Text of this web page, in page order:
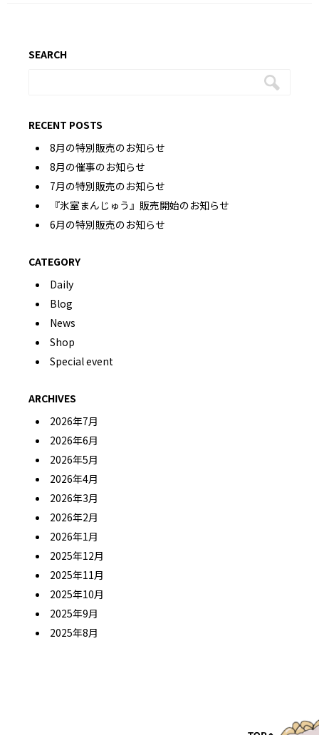
SEARCH
RECENT POSTS
8月の特別販売のお知らせ
8月の催事のお知らせ
7月の特別販売のお知らせ
『氷室まんじゅう』販売開始のお知らせ
6月の特別販売のお知らせ
CATEGORY
Daily
Blog
News
Shop
Special event
ARCHIVES
2026年7月
2026年6月
2026年5月
2026年4月
2026年3月
2026年2月
2026年1月
2025年12月
2025年11月
2025年10月
2025年9月
2025年8月